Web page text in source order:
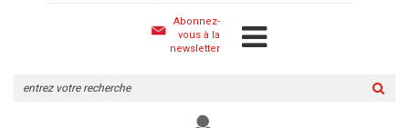
Abonnez-
vous à la
newsletter
le